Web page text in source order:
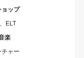
ョップ
ELT
楽
ャー